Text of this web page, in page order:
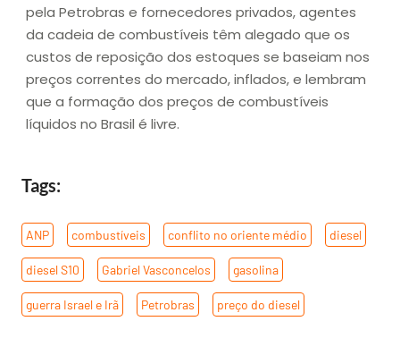
pela Petrobras e fornecedores privados, agentes
da cadeia de combustíveis têm alegado que os
custos de reposição dos estoques se baseiam nos
preços correntes do mercado, inflados, e lembram
que a formação dos preços de combustíveis
líquidos no Brasil é livre.
Tags:
ANP combustíveis conflito no oriente médio diesel
diesel S10 Gabriel Vasconcelos gasolina
guerra Israel e Irã Petrobras preço do diesel